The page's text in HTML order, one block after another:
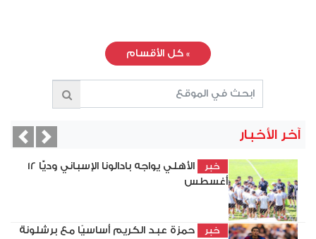
» كل الأقسام
آخر الأخبار
خبر
الأهلي يواجه بادالونا الإسباني وديًّا 12
أغسطس
خبر
حمزة عبد الكريم أساسيًا مع برشلونة
Next